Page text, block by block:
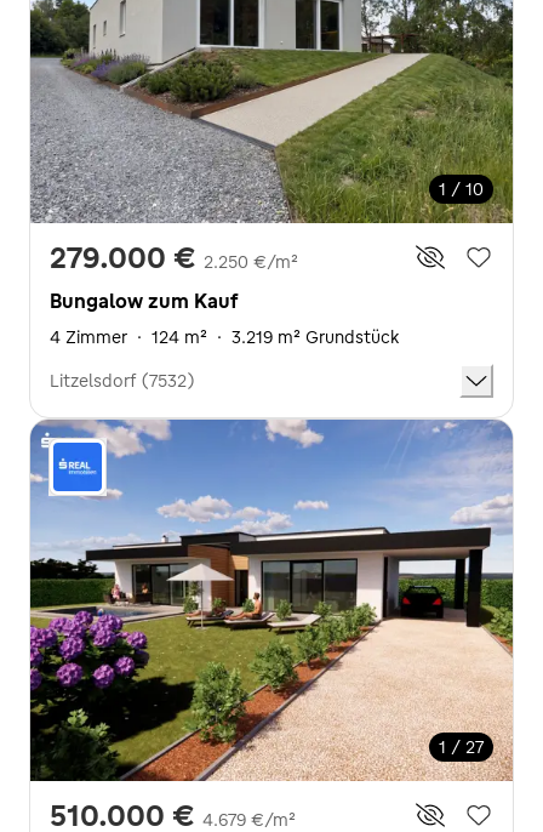
1 / 10
279.000 € 2.250 €/m²
Bungalow zum Kauf
4 Zimmer · 124 m² · 3.219 m² Grundstück
Litzelsdorf (7532)
1 / 27
510.000 € 4.679 €/m²